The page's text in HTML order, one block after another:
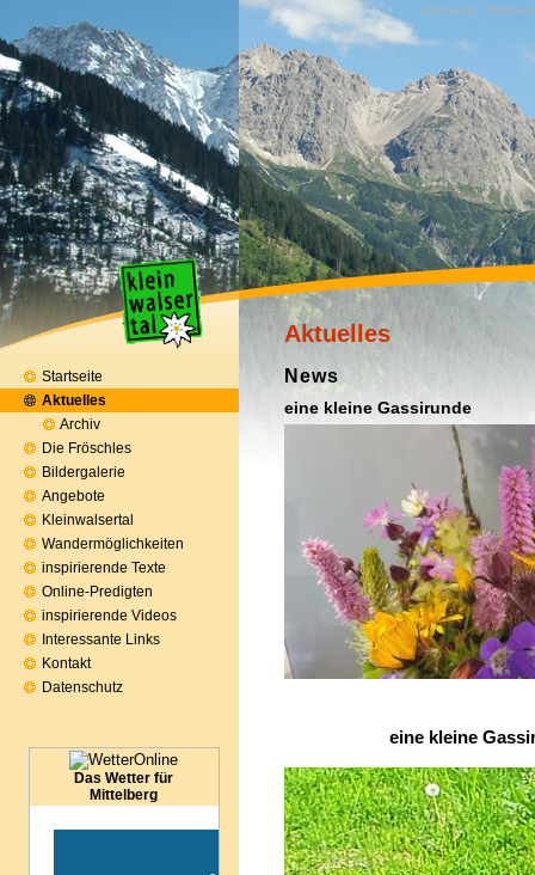
Stichworte ·
Aktuelles
News
eine kleine Gassirunde
eine kleine
Startseite
Aktuelles
Archiv
Die Fröschles
Bildergalerie
Angebote
Kleinwalsertal
Wandermöglichkeiten
inspirierende Texte
Online-Predigten
inspirierende Videos
Interessante Links
Kontakt
Datenschutz
Das Wetter für
Mittelberg